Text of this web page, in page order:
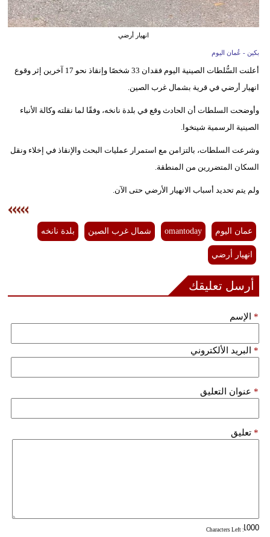
تعليم
علوم
بيئة
انهيار أرضي
بكين - عُمان اليوم
أعلنت السُّلطات الصينية اليوم فقدان 33 شخصًا وإنقاذ نحو 17 آخرين إثر وقوع
انهيار أرضي في قرية بشمال غرب الصين.
وأوضحت السلطات أن الحادث وقع في بلدة نانخه، وفقًا لما نقلته وكالة الأنباء
الصينية الرسمية شينخوا.
وشرعت السلطات، بالتزامن مع استمرار عمليات البحث والإنقاذ في إخلاء ونقل
السكان المتضررين من المنطقة.
ولم يتم تحديد أسباب الانهيار الأرضي حتى الآن.
عمان اليوم omantoday شمال غرب الصين بلدة نانخه
انهيار أرضي
أرسل تعليقك
الإسم *
البريد الألكتروني *
عنوان التعليق *
تعليق *
: Characters Left